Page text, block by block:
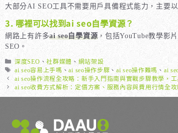
大部分AI SEO工具不需要用戶具備程式能力，主要
3. 哪裡可以找到ai seo自學資源？
網路上有許多ai seo自學資源 ，包括YouTube教學影
SEO。
分
類
深度SEO 、社群媒體 、 網站架設
標
籤
ai seo容易上手嗎 、ai seo操作步驟 、ai seo操作難嗎 、 ai
ai seo操作流程全攻略：新手入門指南與實戰步驟教學，
ai seo收費方式解析：定價方案、服務內容與費用行情全